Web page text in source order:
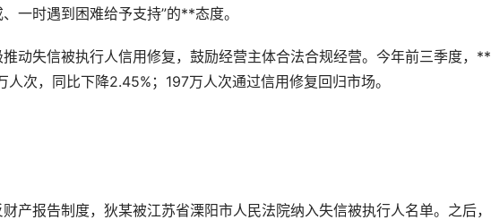
一时遇到困难给予支持”的**态度。
失信被执行人信用修复，鼓励经营主体合法合规经营。今年前三季度，
人次，同比下降2.45%；197万人次通过信用修复回归市场。
报告制度，狄某被江苏省溧阳市人民法院纳入失信被执行人名单。之后